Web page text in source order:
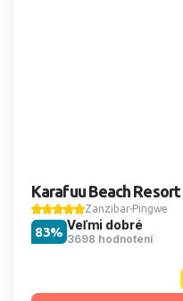
Karafuu Beach Resort
Zanzibar Pingwe
Veľmi dobré
3698 hodnotení
83%